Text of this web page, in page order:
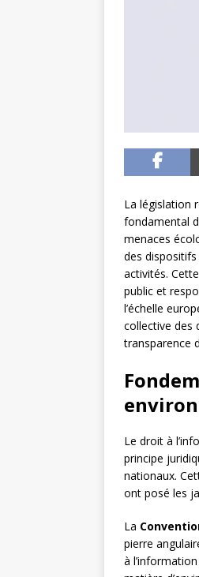
La législation
fondamental
menaces
des
activités.
public et
l’échelle
collective des
transparence
Le droit à
principe
nationaux.
ont posé les
La
pierre
à